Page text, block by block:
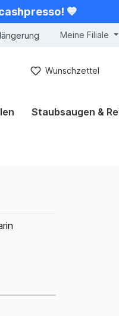
💙
Meine Filiale
Wunschzettel
Staubsaugen &